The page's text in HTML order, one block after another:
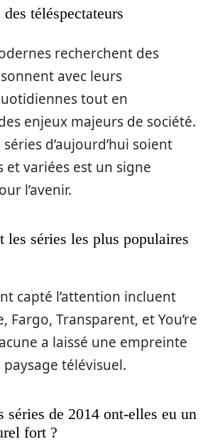
téléspectateurs
recherchent des
avec leurs
tout en
enjeux majeurs de société.
d’aujourd’hui soient
et variées est un signe
l’avenir.
les séries les plus populaires
capté l’attention incluent
Fargo, Transparent, et You’re
a laissé une empreinte
télévisuel.
séries de 2014 ont-elles eu un
fort ?